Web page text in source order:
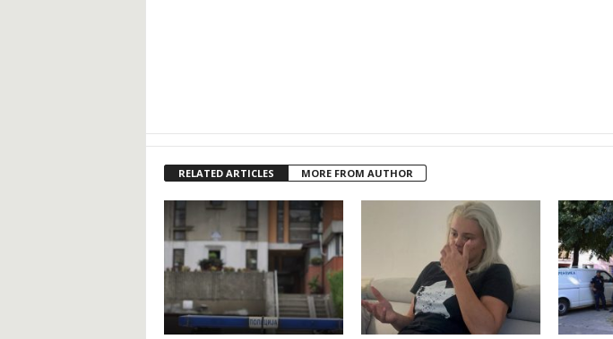
RELATED ARTICLES MORE FROM AUTHOR